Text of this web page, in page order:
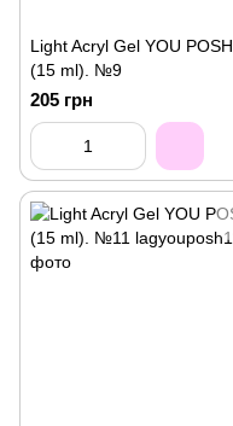
Light Acryl Gel YOU POSH
(15 ml). №9
205 грн